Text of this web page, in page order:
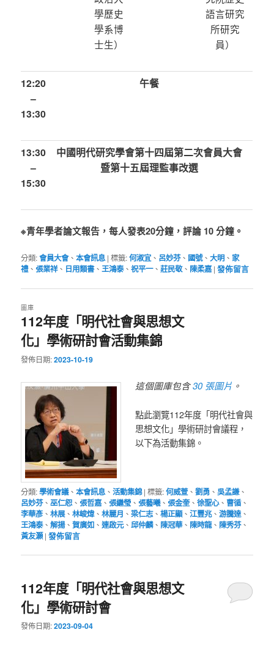
學歷史
學系博
士生）
語言研究
所研究
員）
12:20
–
13:30
午餐
13:30
–
15:30
中國明代研究學會第十四屆第二次會員大會
暨第十五屆理監事改選
※青年學者論文報告，每人發表20分鐘，評論 10 分鐘。
分類:會員大會、本會訊息 |標籤:何淑宜、 呂妙芬、 國號、大明 、家
禮、張業祥、 日用類書、王鴻泰、祝平一、莊民敬、 陳柔嘉 |發佈留言
112年度「明代社會與思想文
化」學術研討會活動集錦
圖庫
發佈日期:2023-10-19
這個圖庫包含30 張圖片 。
點此瀏覽112年度「明代社會與
思想文化」學術研討會議程，
以下為活動集錦。
分類:學術會議、本會訊息 、活動集錦 |標籤:何威萱、劉勇 、吳孟謙、
呂妙芬、巫仁恕 、張哲嘉、張繼瑩 、張藝曦、張金奎、徐聖心、曹循、
李華彥、林展、林峻煒、林麗月 、梁仁志、楊正顯、江豐兆、游騰達、
王鴻泰、解揚、賀廣如 、連啟元、邱仲麟、 陳冠華、 陳時龍、 陳秀芬、
黃友灝 |發佈留言
112年度「明代社會與思想文
化」學術研討會
發佈日期:2023-09-04